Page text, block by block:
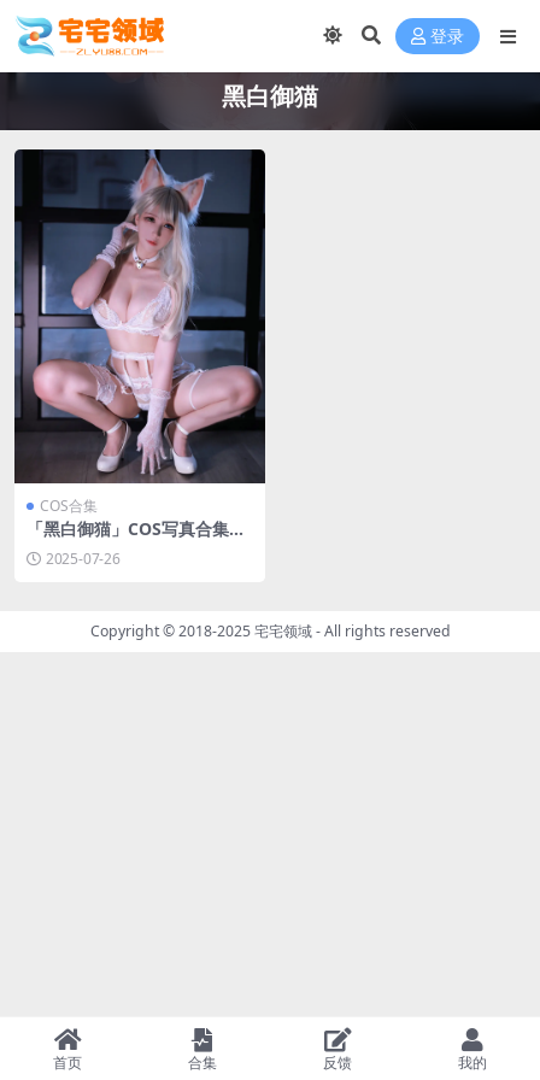
登录
黑白御猫
COS合集
「黑白御猫」COS写真合集
[持续更新]
2025-07-26
Copyright © 2018-2025宅宅领域- All rights reserved
首页 合集 反馈 我的